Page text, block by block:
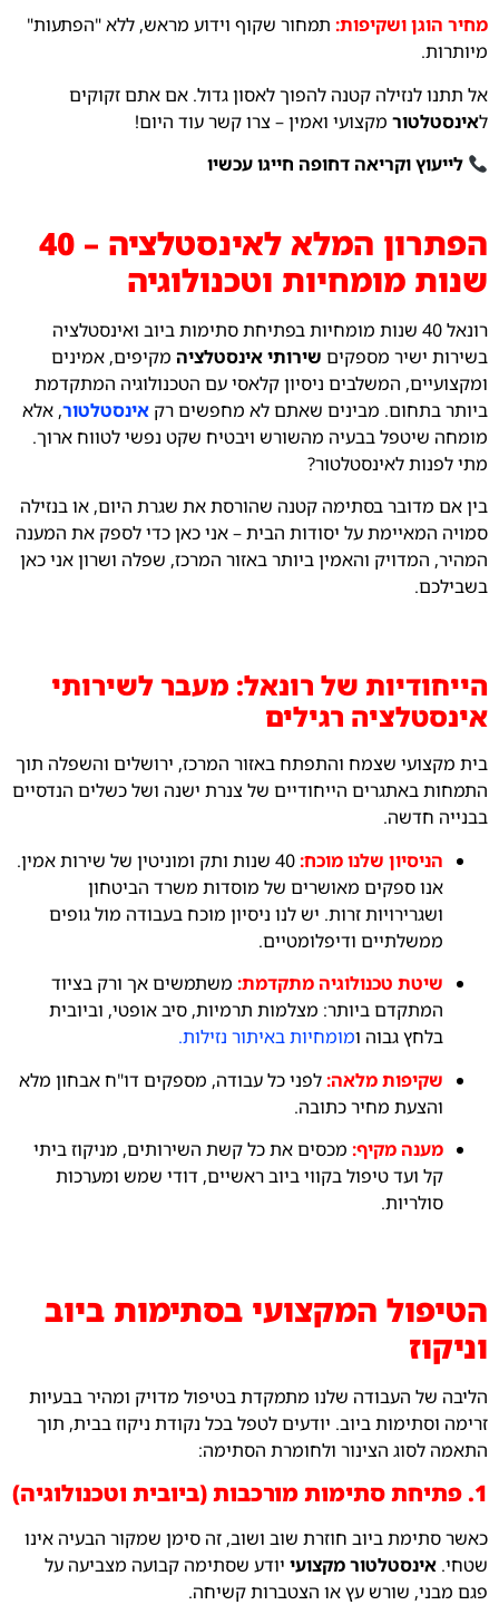
מחיר הוגן ושקיפות: תמחור שקוף וידוע מראש, ללא "הפתעות"
מיותרות.
אל תתנו לנזילה קטנה להפוך לאסון גדול. אם אתם זקוקים
לאינסטלטור מקצועי ואמין – צרו קשר עוד היום!
לייעוץ וקריאה דחופה חייגו עכשיו
הפתרון המלא לאינסטלציה – 40
שנות מומחיות וטכנולוגיה
רונאל 40 שנות מומחיות בפתיחת סתימות ביוב ואינסטלציה
בשירות ישיר מספקים שירותי אינסטלציה מקיפים, אמינים
ומקצועיים, המשלבים ניסיון קלאסי עם הטכנולוגיה המתקדמת
ביותר בתחום. מבינים שאתם לא מחפשים רק אינסטלטור, אלא
מומחה שיטפל בבעיה מהשורש ויבטיח שקט נפשי לטווח ארוך.
מתי לפנות לאינסטלטור?
בין אם מדובר בסתימה קטנה שהורסת את שגרת היום, או בנזילה
סמויה המאיימת על יסודות הבית – אני כאן כדי לספק את המענה
המהיר, המדויק והאמין ביותר באזור המרכז, שפלה ושרון אני כאן
בשבילכם.
הייחודיות של רונאל: מעבר לשירותי
אינסטלציה רגילים
בית מקצועי שצמח והתפתח באזור המרכז, ירושלים והשפלה תוך
התמחות באתגרים הייחודיים של צנרת ישנה ושל כשלים הנדסיים
בבנייה חדשה.
הניסיון שלנו מוכח:
40 שנות ותק ומוניטין של שירות אמין.
אנו ספקים מאושרים של מוסדות משרד הביטחון
ושגרירויות זרות. יש לנו ניסיון מוכח בעבודה מול גופים
ממשלתיים ודיפלומטיים.
שיטת טכנולוגיה מתקדמת: משתמשים אך ורק בציוד
המתקדם ביותר: מצלמות תרמיות, סיב אופטי, וביובית
בלחץ גבוה ומומחיות באיתור נזילות.
שקיפות מלאה:לפני כל עבודה, מספקים דו"ח אבחון מלא
והצעת מחיר כתובה.
מענה מקיף: מכסים את כל קשת השירותים, מניקוז ביתי
קל ועד טיפול בקווי ביוב ראשיים, דודי שמש ומערכות
סולריות.
הטיפול המקצועי בסתימות ביוב
וניקוז
הליבה של העבודה שלנו מתמקדת בטיפול מדויק ומהיר בבעיות
זרימה וסתימות ביוב. יודעים לטפל בכל נקודת ניקוז בבית, תוך
התאמה לסוג הצינור ולחומרת הסתימה:
1. פתיחת סתימות מורכבות (ביובית וטכנולוגיה)
כאשר סתימת ביוב חוזרת שוב ושוב, זה סימן שמקור הבעיה אינו
שטחי. אינסטלטור מקצועי יודע שסתימה קבועה מצביעה על
פגם מבני, שורש עץ או הצטברות קשיחה.